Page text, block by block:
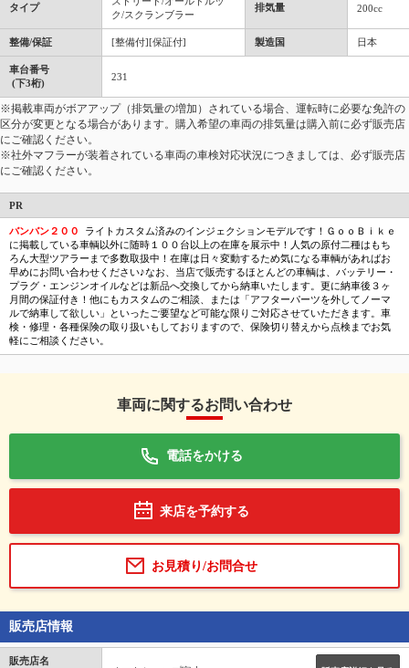
タイプ
ク/スクランブラー
排気量 200cc
整備/保証 [整備付][保証付] 製造国 日本
車台番号
(下3桁)
231
※掲載車両がボアアップ（排気量の増加）されている場合、運転時に必要な免許の
区分が変更となる場合があります。購入希望の車両の排気量は購入前に必ず販売店
にご確認ください。
※社外マフラーが装着されている車両の車検対応状況につきましては、必ず販売店
にご確認ください。
PR
バンバン２００
ライトカスタム済みのインジェクションモデルです！ＧｏｏＢｉｋｅ
に掲載している車輌以外に随時１００台以上の在庫を展示中！人気の原付二種はもち
ろん大型ツアラーまで多数取扱中！在庫は日々変動するため気になる車輌があればお
早めにお問い合わせください♪なお、当店で販売するほとんどの車輌は、バッテリー・
プラグ・エンジンオイルなどは新品へ交換してから納車いたします。更に納車後３ヶ
月間の保証付き！他にもカスタムのご相談、または「アフターパーツを外してノーマ
ルで納車して欲しい」といったご要望など可能な限りご対応させていただきます。車
検・修理・各種保険の取り扱いもしておりますので、保険切り替えから点検までお気
軽にご相談ください。
車両に関するお問い合わせ
電話をかける
来店を予約する
お見積り/お問合せ
販売店情報
販売店名